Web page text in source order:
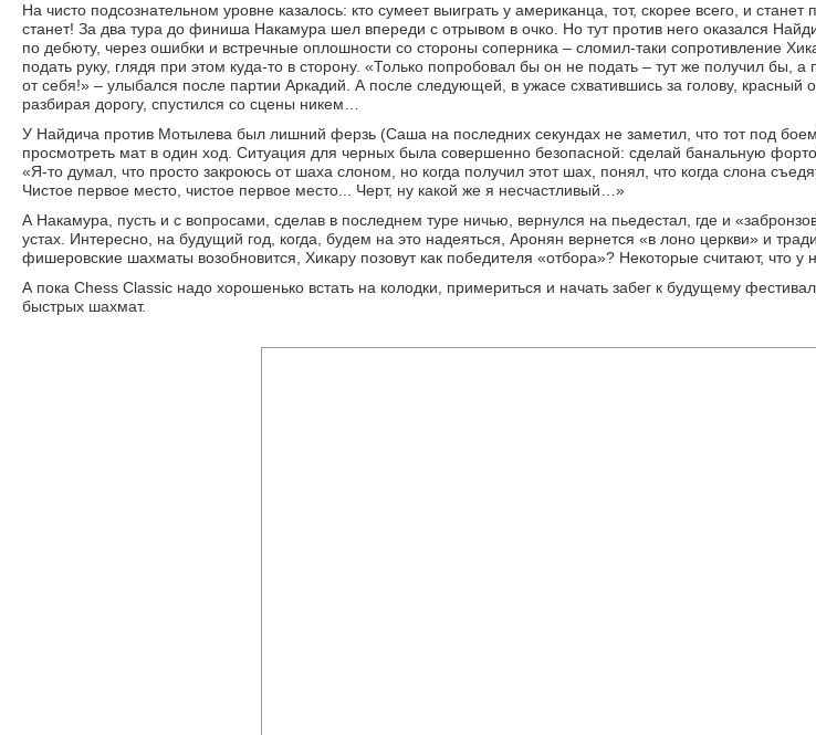
На чисто подсознательном уровне казалось: кто сумеет выиграть у американца, тот, скорее всего, и
станет! За два тура до финиша Накамура шел впереди с отрывом в очко. Но тут против него оказался
по дебюту, через ошибки и встречные оплошности со стороны соперника – сломил-таки сопротивление
подать руку, глядя при этом куда-то в сторону. «Только попробовал бы он не подать – тут же получил бы,
от себя!» – улыбался после партии Аркадий. А после следующей, в ужасе схватившись за голову, красный
разбирая дорогу, спустился со сцены никем…
У Найдича против Мотылева был лишний ферзь (Саша на последних секундах не заметил, что тот под
просмотреть мат в один ход. Ситуация для черных была совершенно безопасной: сделай банальную
«Я-то думал, что просто закроюсь от шаха слоном, но когда получил этот шах, понял, что когда слона
Чистое первое место, чистое первое место... Черт, ну какой же я несчастливый…»
А Накамура, пусть и с вопросами, сделав в последнем туре ничью, вернулся на пьедестал, где и
устах. Интересно, на будущий год, когда, будем на это надеяться, Аронян вернется «в лоно церкви» и
фишеровские шахматы возобновится, Хикару позовут как победителя «отбора»? Некоторые считают, что у
А пока Chess Classic надо хорошенько встать на колодки, примериться и начать забег к будущему
быстрых шахмат.